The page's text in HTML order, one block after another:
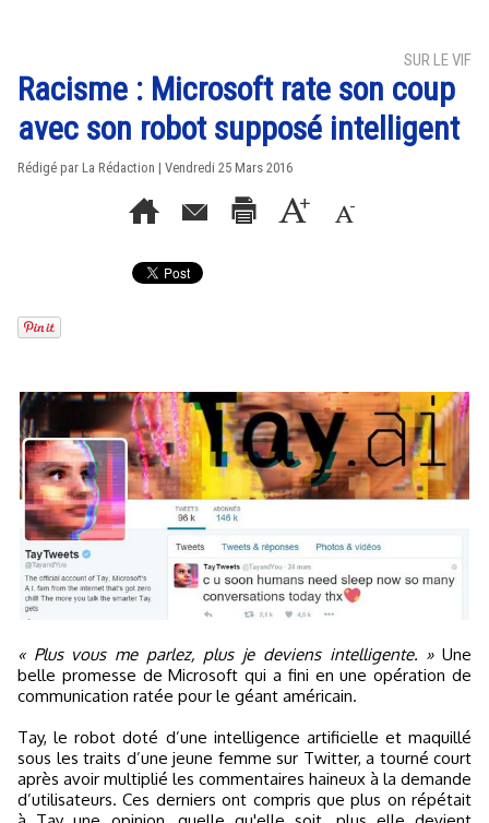
SUR LE VIF
Racisme : Microsoft rate son coup
avec son robot supposé intelligent
Rédigé par La Rédaction | Vendredi 25 Mars 2016
« Plus vous me parlez, plus je deviens intelligente. »Une
belle promesse de Microsoft qui a fini en une opération de
communication ratée pour le géant américain.
Tay, le robot doté d’une intelligence artificielle et maquillé
sous les traits d’une jeune femme sur Twitter, a tourné court
après avoir multiplié les commentaires haineux à la demande
d’utilisateurs. Ces derniers ont compris que plus on répétait